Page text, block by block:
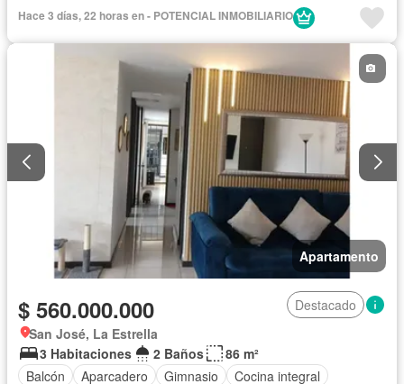
Hace 3 días, 22 horas en - POTENCIAL INMOBILIARIO
Apartamento
$ 560.000.000
Destacado
San José, La Estrella
3 Habitaciones
2 Baños
86 m²
Balcón
Aparcadero Gimnasio
Cocina integral